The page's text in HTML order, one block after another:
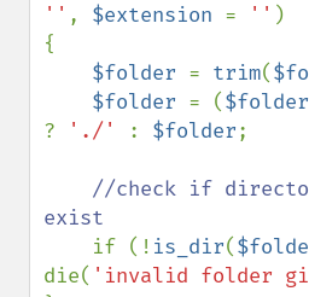
'' , $extension = '' )
{
$folder = trim(
$folder = ($folder
?
'./' : $folder;
//check if
exist
if (! is_dir(
die( 'invalid folder